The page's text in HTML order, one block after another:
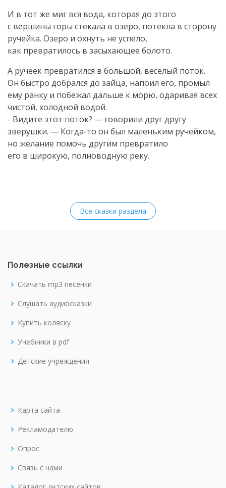
И в тот же миг вся вода, которая до этого
с вершины горы стекала в озеро, потекла в сторону
ручейка. Озеро и охнуть не успело,
как превратилось в засыхающее болото.
А ручеек превратился в большой, веселый поток.
Он быстро добрался до зайца, напоил его, промыл
ему ранку и побежал дальше к морю, одаривая всех
чистой, холодной водой.
- Видите этот поток? — говорили друг другу
зверушки. — Когда-то он был маленьким ручейком,
но желание помочь другим превратило
его в широкую, полноводную реку.
Все сказки раздела
Полезные ссылки
Скачать mp3 песенки
Слушать аудиосказки
Купить коляску
Учебники в pdf
Детские учреждения
Карта сайта
Рекламодателю
Опрос
Связь с нами